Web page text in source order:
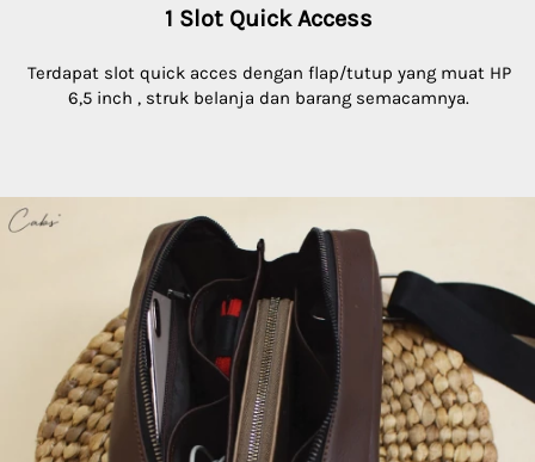
1 Slot Quick Access
Terdapat slot quick acces dengan flap/tutup yang muat HP
6,5 inch , struk belanja dan barang semacamnya.